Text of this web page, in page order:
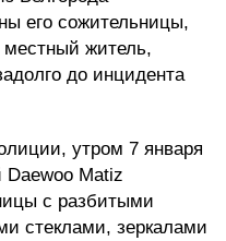
его сожительницы,
местный житель,
до инцидента
утром 7 января
Matiz
с разбитыми
стеклами, зеркалами